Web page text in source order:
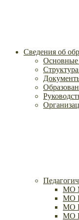
Сведения об
Основные
МО
МО
МО
МО